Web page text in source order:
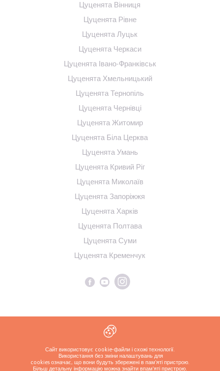
Цуценята Вінниця
Цуценята Рівне
Цуценята Луцьк
Цуценята Черкаси
Цуценята Івано-Франківськ
Цуценята Хмельницький
Цуценята Тернопіль
Цуценята Чернівці
Цуценята Житомир
Цуценята Біла Церква
Цуценята Умань
Цуценята Кривий Ріг
Цуценята Миколаїв
Цуценята Запоріжжя
Цуценята Харків
Цуценята Полтава
Цуценята Суми
Цуценята Кременчук
Політика конфіденційності
Сайт використовує cookie-файли і схожі технології.
Використання без зміни налаштувань для
cookies означає, що вони будуть збережені в пам'яті пристрою.
Більш детальну інформацію можна знайти впам'яті пристрою.